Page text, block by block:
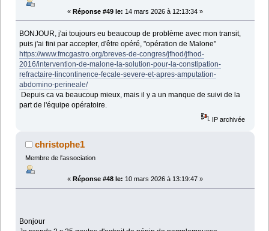
« Réponse #49 le: 14 mars 2026 à 12:13:34 »
BONJOUR, j'ai toujours eu beaucoup de problème avec mon transit,
puis j'ai fini par accepter, d'être opéré, "opération de Malone"
https://www.fmcgastro.org/breves-de-congres/jfhod/jfhod-
2016/intervention-de-malone-la-solution-pour-la-constipation-
refractaire-lincontinence-fecale-severe-et-apres-amputation-
abdomino-perineale/
Depuis ca va beaucoup mieux, mais il y a un manque de suivi de la
part de l'équipe opératoire.
IP archivée
christophe1
Membre de l'association
« Réponse #48 le: 10 mars 2026 à 13:19:47 »
Bonjour